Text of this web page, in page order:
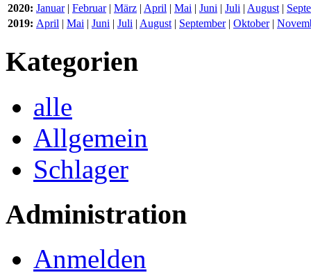
2020: Januar| Februar| März | April | Mai | Juni | Juli | August|
2019: April | Mai | Juni | Juli | August| September| Oktober|
Kategorien
alle
Allgemein
Schlager
Administration
Anmelden